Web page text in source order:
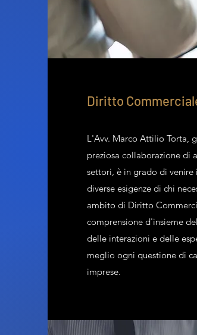
Diritto
L'Avv. Marco Attilio Torta,
preziosa collaborazione di
settori, è in grado di
diverse esigenze di chi
ambito di Diritto
comprensione d'insieme
delle interazioni e delle
meglio ogni questione di
imprese.